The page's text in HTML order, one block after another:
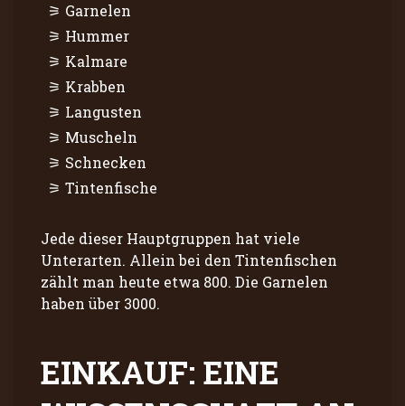
Garnelen
Hummer
Kalmare
Krabben
Langusten
Muscheln
Schnecken
Tintenfische
Jede dieser Hauptgruppen hat viele
Unterarten. Allein bei den Tintenfischen
zählt man heute etwa 800. Die Garnelen
haben über 3000.
EINKAUF: EINE